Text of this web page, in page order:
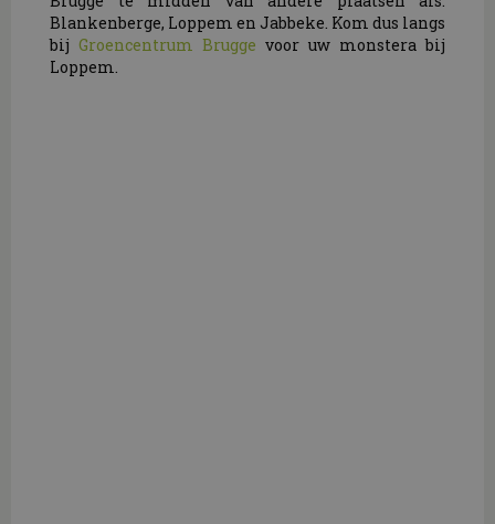
Blankenberge, Loppem en Jabbeke. Kom dus langs
bij Groencentrum Brugge voor uw monstera bij
Loppem.